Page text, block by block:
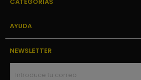
CATEGORÍAS
AYUDA
NEWSLETTER